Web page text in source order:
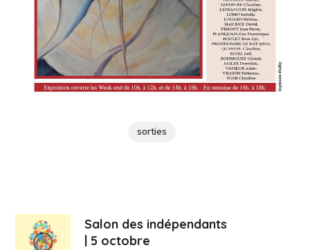
sorties
Salon des indépendants
| 5 octobre